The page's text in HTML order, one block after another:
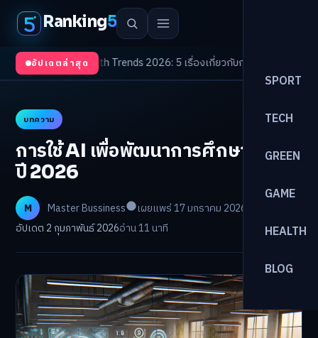
Ranking5
SPORT
TECH
GREEN
GAME
HEALTH
BLOG
อัปเดตล่าสุด
Health Trends 2026: 5 เรื่องเกี่ยวกับการแพทย์ที่ควรรู้
บทความ
การใช้ AI เพื่อพัฒนาการศึกษาไทยใน
ปี 2026
M Master Bussiness
เผยแพร่ 17 มกราคม 2026
อัปเดต 2 กุมภาพันธ์ 2026อ่าน 11 นาที